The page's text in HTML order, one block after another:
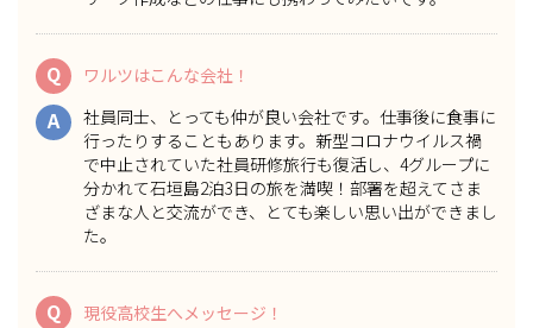
Q ワルツはこんな会社！
A 社員同士、とっても仲が良い会社です。仕事後に食事に
行ったりすることもあります。新型コロナウイルス禍
で中止されていた社員研修旅行も復活し、4グループに
分かれて石垣島2泊3日の旅を満喫！部署を超えてさま
ざまな人と交流ができ、とても楽しい思い出ができまし
た。
Q 現役高校生へメッセージ！